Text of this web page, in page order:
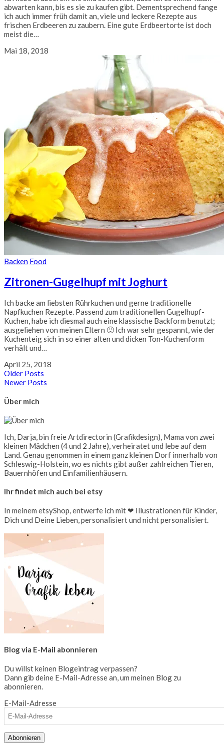
abwarten kann, bis es sie zu kaufen gibt. Dementsprechend fange
ich auch immer früh damit an, viele und leckere Rezepte aus
frischen Erdbeeren zu zaubern. Eine gute Erdbeertorte ist doch
meist die…
Mai 18, 2018
Backen Food
Zitronen-Gugelhupf mit Joghurt
Ich backe am liebsten Rührkuchen und gerne traditionelle
Napfkuchen Rezepte. Passend zum traditionellen Gugelhupf-
Kuchen, habe ich diesmal auch eine klassische Backform benutzt;
ausgeliehen von meinen Eltern 🙂 Ich war sehr gespannt, wie der
Kuchenteig sich in so einer alten und dicken Ton-Kuchenform
verhält und…
April 25, 2018
Older Posts
Newer Posts
Über mich
Ich, Darja, bin freie Artdirectorin (Grafikdesign), Mama von zwei
kleinen Mädchen (4 und 2 Jahre), verheiratet und lebe auf dem
Land. Genau genommen in einem ganz kleinen Dorf innerhalb von
Schleswig-Holstein, wo es nichts gibt außer zahlreichen Tieren,
Bauernhöfen und Einfamilienhäusern.
Ihr findet mich auch bei etsy
In meinem etsyShop, entwerfe ich mit ❤ Illustrationen für Kinder,
Dich und Deine Lieben, personalisiert und nicht personalisiert.
Blog via E-Mail abonnieren
Du willst keinen Blogeintrag verpassen?
Dann gib deine E-Mail-Adresse an, um meinen Blog zu
abonnieren.
E-Mail-Adresse
Abonnieren